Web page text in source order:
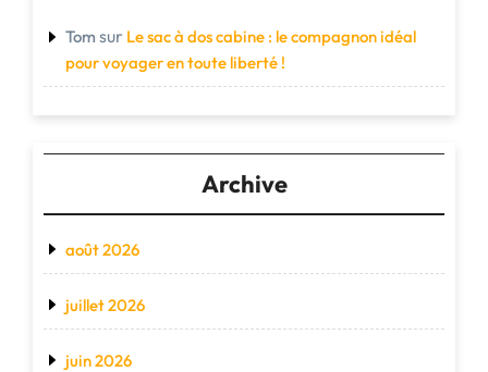
Tom sur Le sac à dos cabine : le compagnon idéal
pour voyager en toute liberté !
Archive
août 2026
juillet 2026
juin 2026